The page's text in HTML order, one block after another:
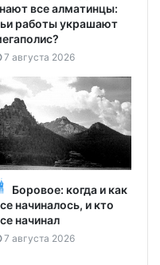
все алматинцы:
работы украшают
7 августа 2026
Боровое: когда и как
начиналось, и кто
начинал
7 августа 2026